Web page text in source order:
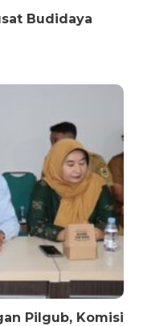
Budidaya
Pilgub, Komisi